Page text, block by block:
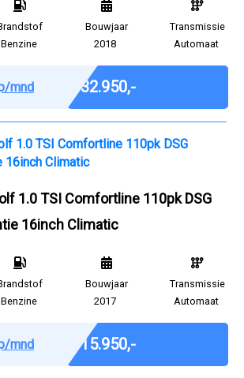
Benzine
Bouwjaar
2018
Transmissie
Automaat
mnd € 32.950,-
1.0 TSI Comfortline 110pk DSG
16inch Climatic
Benzine
Bouwjaar
2017
Transmissie
Automaat
mnd € 15.950,-